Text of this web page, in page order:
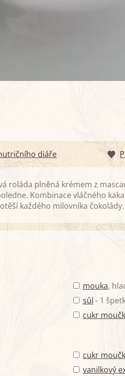
diáře
roláda plněná krémem z
Kombinace vláčného
každého milovníka čokolády.
mouka,
sůl - 1
cukr
cukr
vanilkový